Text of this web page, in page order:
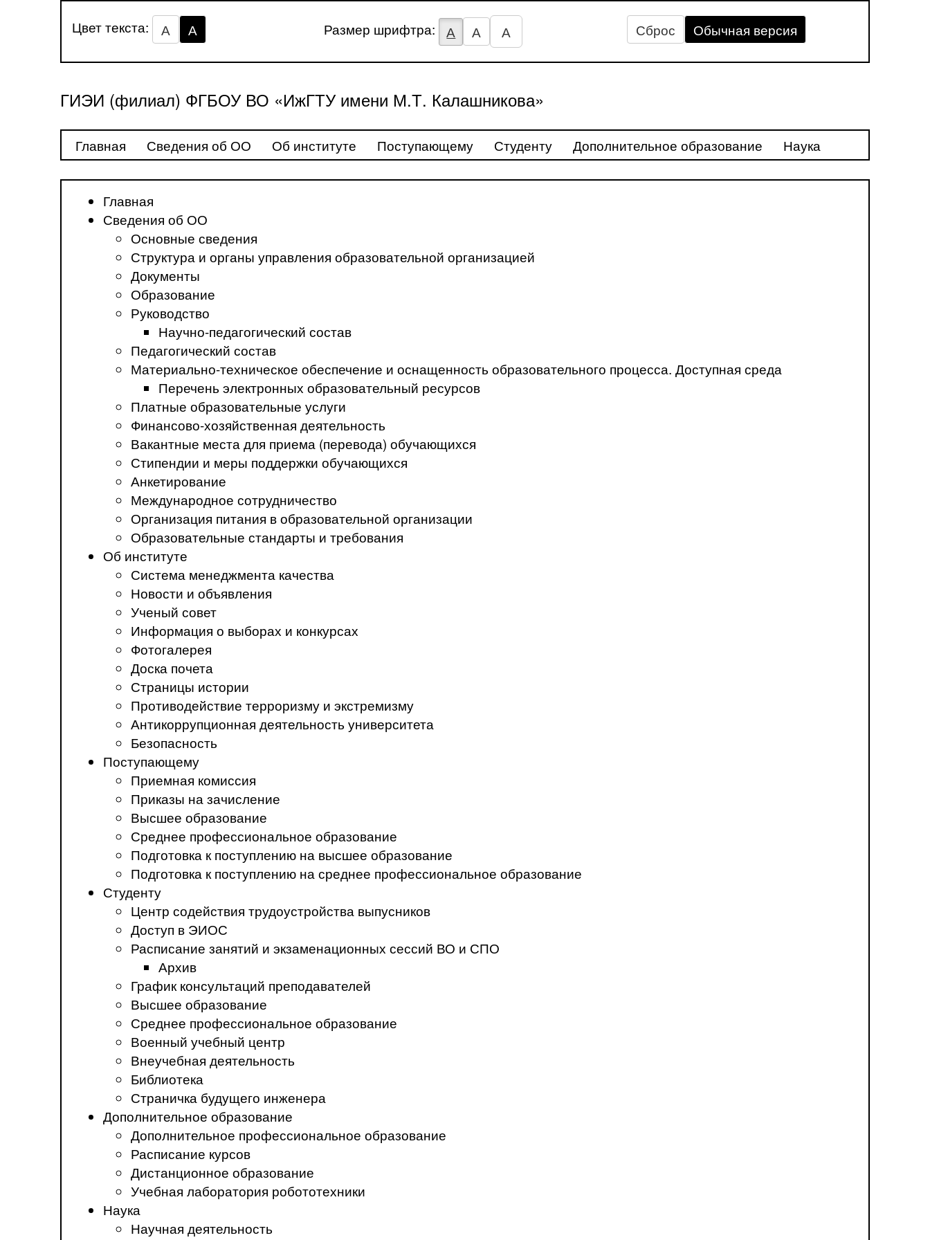
Цвет текста: А А Размер шрифтра: А А А Сброс Обычная версия
ГИЭИ (филиал) ФГБОУ ВО «ИжГТУ имени М.Т. Калашникова»
Главная Сведения об ОО Об институте Поступающему Студенту Дополнительное образование Наука
Главная
Сведения об ОО
Основные сведения
Структура и органы управления образовательной организацией
Документы
Образование
Руководство
Научно-педагогический состав
Педагогический состав
Материально-техническое обеспечение и оснащенность образовательного процесса. Доступная среда
Перечень электронных образовательный ресурсов
Платные образовательные услуги
Финансово-хозяйственная деятельность
Вакантные места для приема (перевода) обучающихся
Стипендии и меры поддержки обучающихся
Анкетирование
Международное сотрудничество
Организация питания в образовательной организации
Образовательные стандарты и требования
Об институте
Система менеджмента качества
Новости и объявления
Ученый совет
Информация о выборах и конкурсах
Фотогалерея
Доска почета
Страницы истории
Противодействие терроризму и экстремизму
Антикоррупционная деятельность университета
Безопасность
Поступающему
Приемная комиссия
Приказы на зачисление
Высшее образование
Среднее профессиональное образование
Подготовка к поступлению на высшее образование
Подготовка к поступлению на среднее профессиональное образование
Студенту
Центр содействия трудоустройства выпусников
Доступ в ЭИОС
Расписание занятий и экзаменационных сессий ВО и СПО
Архив
График консультаций преподавателей
Высшее образование
Среднее профессиональное образование
Военный учебный центр
Внеучебная деятельность
Библиотека
Страничка будущего инженера
Дополнительное образование
Дополнительное профессиональное образование
Расписание курсов
Дистанционное образование
Учебная лаборатория робототехники
Наука
Научная деятельность